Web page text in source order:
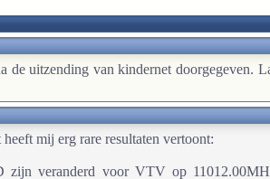
uitzending van kindernet doorgegeven.
mij erg rare resultaten vertoont:
zijn veranderd voor VTV op